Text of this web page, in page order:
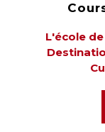
L'école